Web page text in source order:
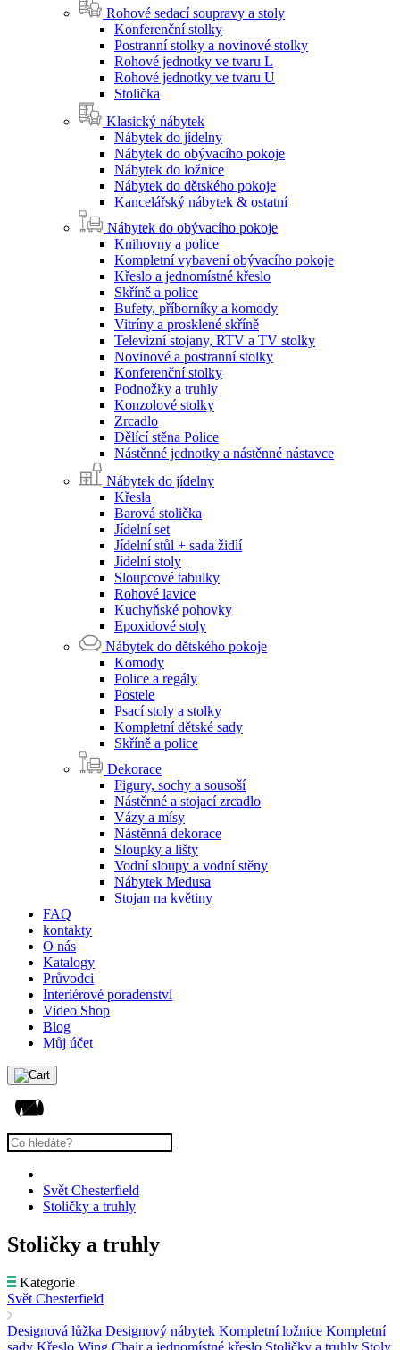
Rohové sedací soupravy a stoly
Konferenční stolky
Postranní stolky a novinové stolky
Rohové jednotky ve tvaru L
Rohové jednotky ve tvaru U
Stolička
Klasický nábytek
Nábytek do jídelny
Nábytek do obývacího pokoje
Nábytek do ložnice
Nábytek do dětského pokoje
Kancelářský nábytek & ostatní
Nábytek do obývacího pokoje
Knihovny a police
Kompletní vybavení obývacího pokoje
Křeslo a jednomístné křeslo
Skříně a police
Bufety, příborníky a komody
Vitríny a prosklené skříně
Televizní stojany, RTV a TV stolky
Novinové a postranní stolky
Konferenční stolky
Podnožky a truhly
Konzolové stolky
Zrcadlo
Dělící stěna Police
Nástěnné jednotky a nástěnné nástavce
Nábytek do jídelny
Křesla
Barová stolička
Jídelní set
Jídelní stůl + sada židlí
Jídelní stoly
Sloupcové tabulky
Rohové lavice
Kuchyňské pohovky
Epoxidové stoly
Nábytek do dětského pokoje
Komody
Police a regály
Postele
Psací stoly a stolky
Kompletní dětské sady
Skříně a police
Dekorace
Figury, sochy a sousoší
Nástěnné a stojací zrcadlo
Vázy a mísy
Nástěnná dekorace
Sloupky a lišty
Vodní sloupy a vodní stěny
Nábytek Medusa
Stojan na květiny
FAQ
kontakty
O nás
Katalogy
Průvodci
Interiérové poradenství
Video Shop
Blog
Můj účet
Svět Chesterfield
Stoličky a truhly
Stoličky a truhly
Kategorie
Svět Chesterfield
Designová lůžka Designový nábytek Kompletní ložnice Kompletní
sady Křeslo Wing Chair a jednomístné křeslo Stoličky a truhly Stoly